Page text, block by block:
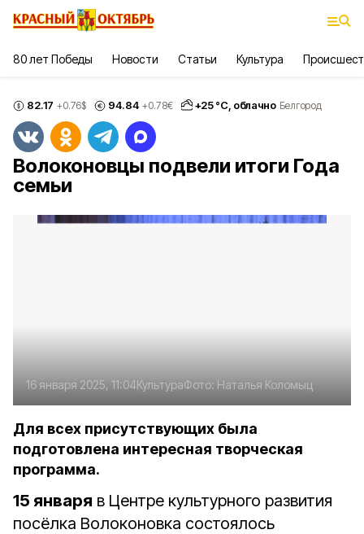
80 лет Победы Новости Статьи Культура
82.17 +0.76$ 94.84 +0.78€ +25°С, облачно Белгород
Волоконовцы подвели итоги Года
семьи
16 января 2025, 11:04КультураФото: Наталья Коломыц
Для всех присутствующих была
подготовлена интересная творческая
программа.
15 января в Центре культурного развития
посёлка Волоконовка состоялось